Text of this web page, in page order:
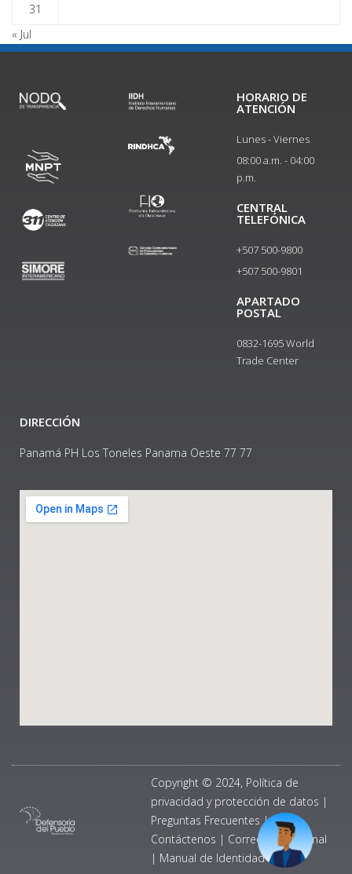
31
« Jul
HORARIO DE
ATENCIÓN
Lunes - Viernes
08:00 a.m. - 04:00
p.m.
CENTRAL
TELEFÓNICA
+507 500-9800
+507 500-9801​
APARTADO
POSTAL
0832-1695 World
Trade Center
DIRECCIÓN
Panamá PH Los Toneles Panama Oeste 77 77
Copyright © 2024, Política de
privacidad y protección de datos |
Preguntas Frecuentes |
Contáctenos | Correo Institucional
| Manual de Identidad Visual